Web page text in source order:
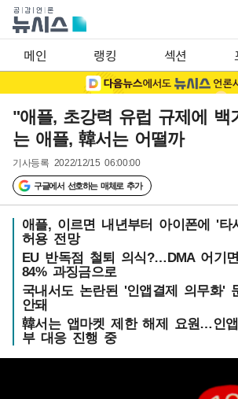
메인 랭킹 섹션
"애플, 초강력 유럽 규제에
는 애플, 韓서는 어떨까
기사등록 2022/12/15 06:00:00
구글에서 선호하는 매체로 추가
애플, 이르면 내년부터 아이폰에 '타
허용 전망
EU 반독점 철퇴 의식?…DMA 어기
84% 과징금으로
국내서도 논란된 '인앱결제 의무화'
안돼
韓서는 앱마켓 제한 해제 요원…인
부 대응 진행 중